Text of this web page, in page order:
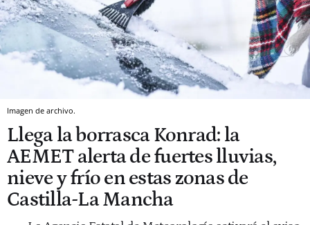
Imagen de archivo.
Llega la borrasca Konrad: la
AEMET alerta de fuertes lluvias,
nieve y frío en estas zonas de
Castilla-La Mancha